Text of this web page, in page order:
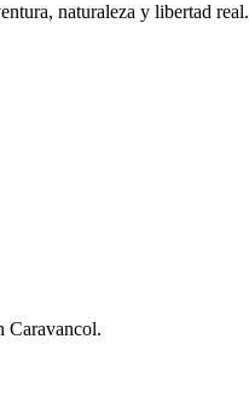
naturaleza y libertad real.
Caravancol.